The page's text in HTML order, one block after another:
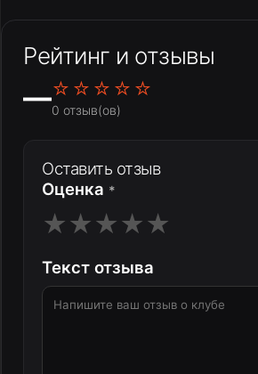
Рейтинг и отзывы
—☆☆☆☆☆
0 отзыв(ов)
Оставить отзыв
Оценка *
★
★
★
★
★
Текст отзыва